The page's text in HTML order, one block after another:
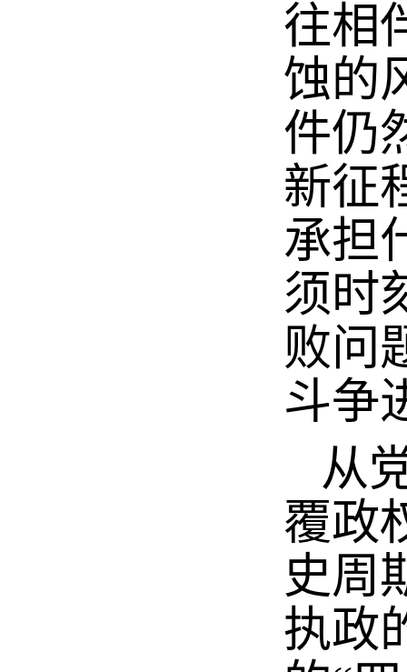
往相
蚀的
件仍
新征
承担
须时
败问
斗争
从
覆政
史周
执政